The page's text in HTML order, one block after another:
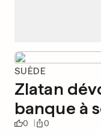
SUÈDE
Zlatan
banque à
0 0